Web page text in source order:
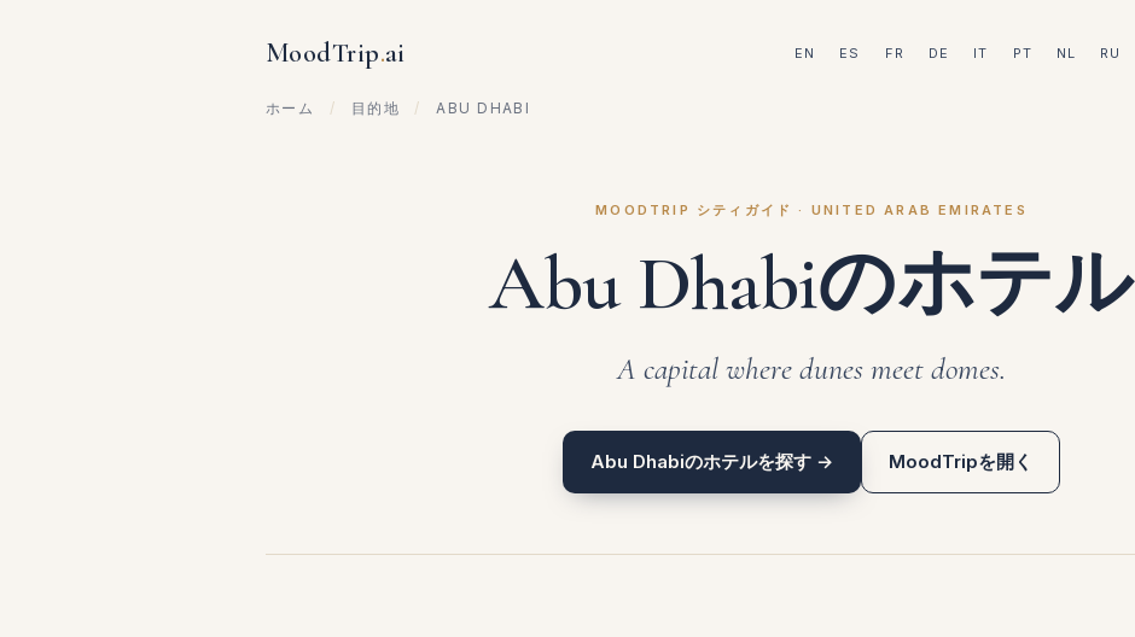
MoodTrip.ai EN ES FR DE IT PT NL RU
ホーム / 目的地 / ABU DHABI
MOODTRIP シティガイド · UNITED ARAB EMIRATES
Abu Dhabiのホテル
A capital where dunes meet domes.
Abu Dhabiのホテルを探す → MoodTripを開く